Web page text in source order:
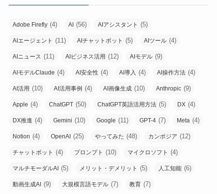
Adobe Firefly (4) AI (56) AIアシスタント (5)
AIエージェント (11) AIチャットボット (5) AIツール (4)
AIニュース (11) AIビジネス活用 (12) AIモデル (9)
AIモデルClaude (4) AI安全性 (4) AI導入 (4) AI操作方法 (4)
AI活用 (10) AI活用事例 (4) AI画像生成 (10) Anthropic (9)
Apple (4) ChatGPT (50) ChatGPT英語活用方法 (5) DX (4)
DX推進 (4) Gemini (10) Google (11) GPT-4 (7) Meta (4)
Notion (4) OpenAI (25) やってみた (48) カンボジア (12)
チャットボット (4) プロンプト (10) マイクロソフト (4)
マルチモーダルAI (5) メリット・デメリット (5) 人工知能 (6)
動画生成AI (9) 大規模言語モデル (7) 教育 (7)